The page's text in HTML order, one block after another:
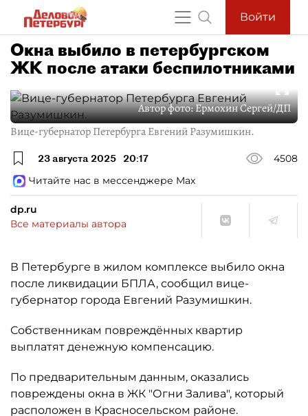
Войти
Окна выбило в петербургском
ЖК после атаки беспилотниками
Автор фото:Ермохин Сергей/ДП
Вице-губернатор Петербурга Евгений Разумишкин.
23 августа 2025 20:17
4508
Читайте нас в мессенджере Max
dp.ru
Все материалы автора
В Петербурге в жилом комплексе выбило окна
после ликвидации БПЛА, сообщил вице-
губернатор города Евгений Разумишкин.
Собственникам повреждённых квартир
выплатят денежную компенсацию.
По предварительным данным, оказались
повреждены окна в ЖК "Огни Залива", который
расположен в Красносельском районе.